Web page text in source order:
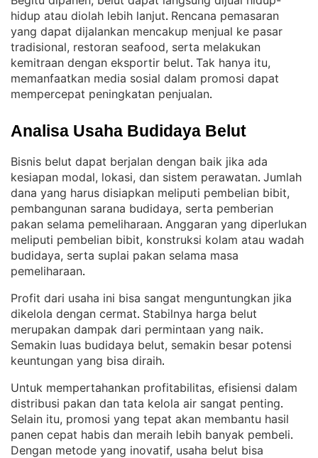
hidup atau diolah lebih lanjut. Rencana pemasaran
yang dapat dijalankan mencakup menjual ke pasar
tradisional, restoran seafood, serta melakukan
kemitraan dengan eksportir belut. Tak hanya itu,
memanfaatkan media sosial dalam promosi dapat
mempercepat peningkatan penjualan.
Analisa Usaha Budidaya Belut
Bisnis belut dapat berjalan dengan baik jika ada
kesiapan modal, lokasi, dan sistem perawatan. Jumlah
dana yang harus disiapkan meliputi pembelian bibit,
pembangunan sarana budidaya, serta pemberian
pakan selama pemeliharaan. Anggaran yang diperlukan
meliputi pembelian bibit, konstruksi kolam atau wadah
budidaya, serta suplai pakan selama masa
pemeliharaan.
Profit dari usaha ini bisa sangat menguntungkan jika
dikelola dengan cermat. Stabilnya harga belut
merupakan dampak dari permintaan yang naik
Semakin luas budidaya belut, semakin besar potensi
keuntungan yang bisa diraih.
Untuk mempertahankan profitabilitas, efisiensi dalam
distribusi pakan dan tata kelola air sangat penting
Selain itu, promosi yang tepat akan membantu hasil
panen cepat habis dan meraih lebih banyak pembeli
Dengan metode yang inovatif, usaha belut bisa